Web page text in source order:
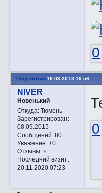
0
Поделиться18.03.2018 19:56
NIVER
Новенький
Откуда:Тюмень
Зарегистрирован:
08.09.2015
Сообщений:80
Уважение: +0
Отзывы: +
Последний визит:
20.11.2020 07:23
0